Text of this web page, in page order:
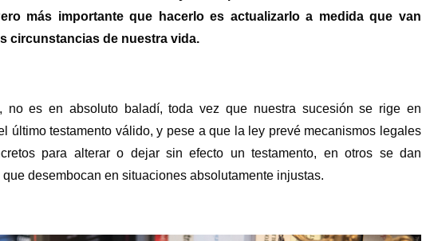
más importante que hacerlo es actualizarlo a medida que van
circunstancias de nuestra vida.
no es en absoluto baladí, toda vez que nuestra sucesión se rige en
último testamento válido, y pese a que la ley prevé mecanismos legales
para alterar o dejar sin efecto un testamento, en otros se dan
desembocan en situaciones absolutamente injustas.